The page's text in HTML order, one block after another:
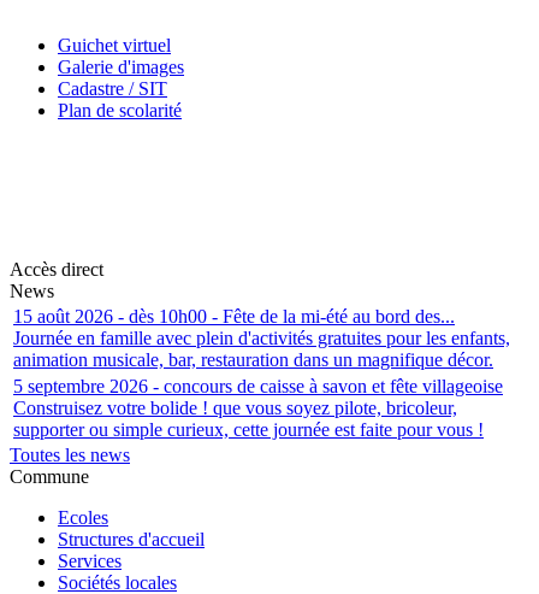
Guichet virtuel
Galerie d'images
Cadastre / SIT
Plan de scolarité
Accès direct
News
15 août 2026 - dès 10h00 - Fête de la mi-été au bord des...
Journée en famille avec plein d'activités gratuites pour les enfants,
animation musicale, bar, restauration dans un magnifique décor.
5 septembre 2026 - concours de caisse à savon et fête villageoise
Construisez votre bolide ! que vous soyez pilote, bricoleur,
supporter ou simple curieux, cette journée est faite pour vous !
Toutes les news
Commune
Ecoles
Structures d'accueil
Services
Sociétés locales